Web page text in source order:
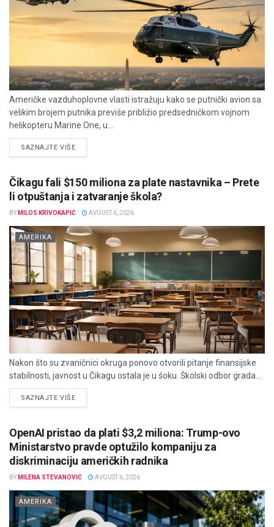
Američke vazduhoplovne vlasti istražuju kako se putnički avion sa
velikim brojem putnika previše približio predsedničkom vojnom
helikopteru Marine One, u...
SAZNAJTE VIŠEDETAILS
Čikagu fali $150 miliona za plate nastavnika – Prete
li otpuštanja i zatvaranje škola?
BY MILOS KRIVOKAPIĆ AVGUST 6, 2026
AMERIKA
Nakon što su zvaničnici okruga ponovo otvorili pitanje finansijske
stabilnosti, javnost u Čikagu ostala je u šoku. Školski odbor grada...
SAZNAJTE VIŠEDETAILS
OpenAI pristao da plati $3,2 miliona: Trump-ovo
Ministarstvo pravde optužilo kompaniju za
diskriminaciju američkih radnika
BY MILENA STEVANOVIĆ AVGUST 6, 2026
AMERIKA